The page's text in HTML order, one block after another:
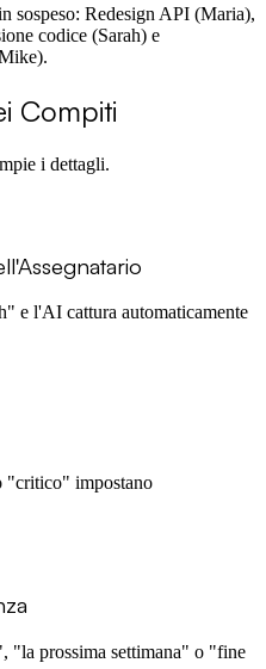
sospeso: Redesign API (Maria),
codice (Sarah) e
Compiti
i dettagli.
e l'AI cattura automaticamente
"critico" impostano
"la prossima settimana" o "fine